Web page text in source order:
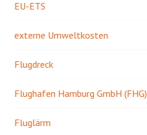
EU-ETS
externe Umweltkosten
Flugdreck
Flughafen Hamburg GmbH (FHG)
Fluglärm